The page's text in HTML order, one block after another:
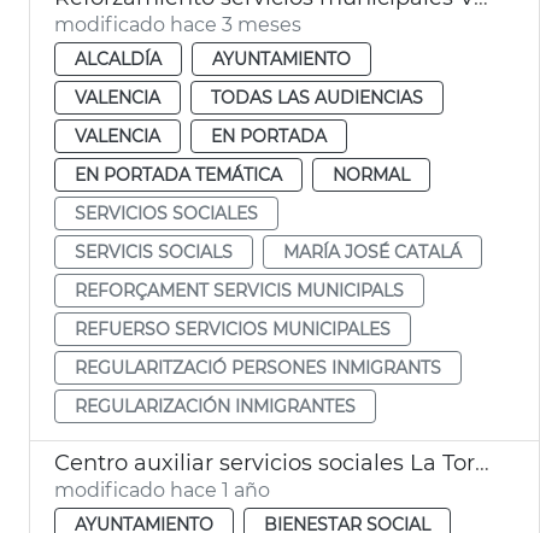
modificado hace 3 meses
ALCALDÍA
AYUNTAMIENTO
VALENCIA
TODAS LAS AUDIENCIAS
VALENCIA
EN PORTADA
EN PORTADA TEMÁTICA
NORMAL
SERVICIOS SOCIALES
SERVICIS SOCIALS
MARÍA JOSÉ CATALÁ
REFORÇAMENT SERVICIS MUNICIPALS
REFUERSO SERVICIOS MUNICIPALES
REGULARITZACIÓ PERSONES INMIGRANTS
REGULARIZACIÓN INMIGRANTES
Centro auxiliar servicios sociales La Torre DANA
modificado hace 1 año
AYUNTAMIENTO BIENESTAR SOCIAL